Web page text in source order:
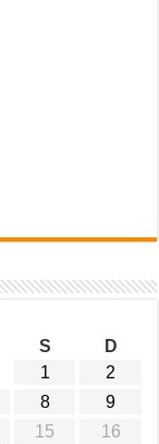
S
D
1
2
8
9
15
16